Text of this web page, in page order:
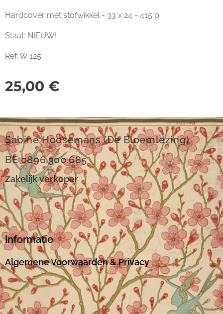
Hardcover met stofwikkel - 33 x 24 - 415 p.
Staat: NIEUW!
Ref. W 125
25,00 €
Sabine Hoosemans (De Bloemlezing)
BE 0896.300.685
Zakelijk verkoper
Informatie
Algemene Voorwaarden& Privacy